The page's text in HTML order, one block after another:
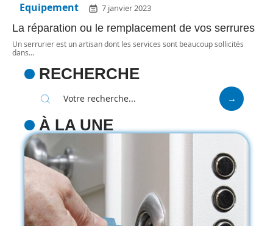
Equipement 7 janvier 2023
La réparation ou le remplacement de vos serrures
Un serrurier est un artisan dont les services sont beaucoup sollicités
dans…
RECHERCHE
À LA UNE